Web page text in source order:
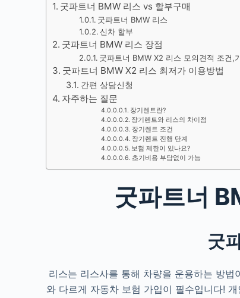
굿파트너 BMW 리스 vs 할부구매
굿파트너 BMW 리스
신차 할부
굿파트너 BMW 리스 장점
굿파트너 BMW X2 리스 모의견적 조건,
굿파트너 BMW X2 리스 최저가 이용방법
간편 상담신청
자주하는 질문
장기렌트란?
장기렌트와 리스의 차이점
장기렌트 조건
장기렌트 진행 단계
보험 제한이 있나요?
초기비용 부담없이 가능
굿파트너
굿
리스는 리스사를 통해 차량을 운용하는 방
와 다르게 자동차 보험 가입이 필수입니다!